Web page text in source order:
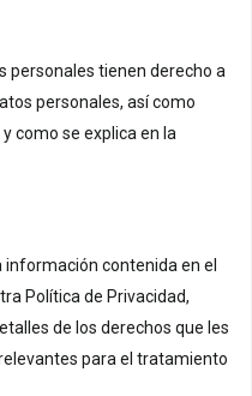
personales tienen derecho a
personales, así como
como se explica en la
contenida en el
Política de Privacidad,
de los derechos que les
para el tratamiento